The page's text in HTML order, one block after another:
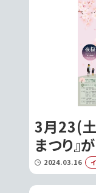
3月23(土
まつり』
｜笠間市
2024.03.16